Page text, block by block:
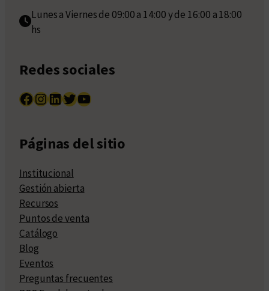
Lunes a Viernes de 09:00 a 14:00 y de 16:00 a 18:00
hs
Redes sociales
Facebook InstagramLinkedIn Twitter YouTube
Páginas del sitio
Institucional
Gestión abierta
Recursos
Puntos de venta
Catálogo
Blog
Eventos
Preguntas frecuentes